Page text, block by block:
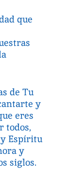
que
de Tu
y
eres
todos,
Espíritu
y
siglos.